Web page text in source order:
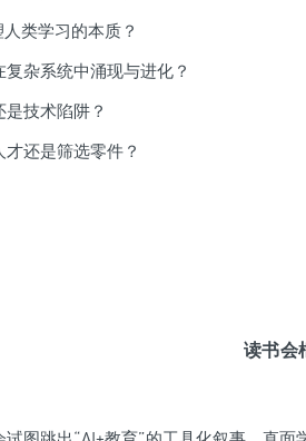
类学习的本质？
复杂系统中涌现与进化？
技术陷阱？
才还是筛选零件？
读书会